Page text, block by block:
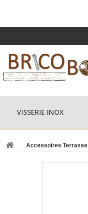
VISSERIE INOX
Accessoires Terrasse